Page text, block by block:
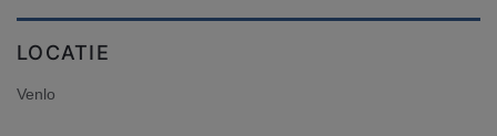
LOCATIE
Venlo